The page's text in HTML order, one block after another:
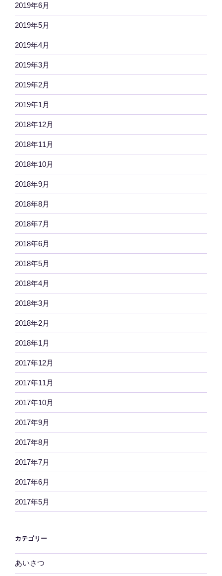
2019年6月
2019年5月
2019年4月
2019年3月
2019年2月
2019年1月
2018年12月
2018年11月
2018年10月
2018年9月
2018年8月
2018年7月
2018年6月
2018年5月
2018年4月
2018年3月
2018年2月
2018年1月
2017年12月
2017年11月
2017年10月
2017年9月
2017年8月
2017年7月
2017年6月
2017年5月
カテゴリー
あいさつ